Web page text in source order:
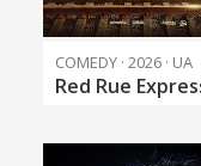
COMEDY · 2026 · UA
Red Rue